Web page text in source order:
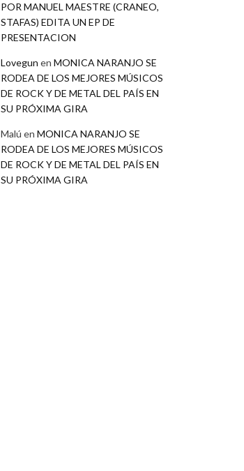
POR MANUEL MAESTRE (CRANEO,
STAFAS) EDITA UN EP DE
PRESENTACION
Lovegun en MONICA NARANJO SE
RODEA DE LOS MEJORES MÚSICOS
DE ROCK Y DE METAL DEL PAÍS EN
SU PRÓXIMA GIRA
Malú en MONICA NARANJO SE
RODEA DE LOS MEJORES MÚSICOS
DE ROCK Y DE METAL DEL PAÍS EN
SU PRÓXIMA GIRA